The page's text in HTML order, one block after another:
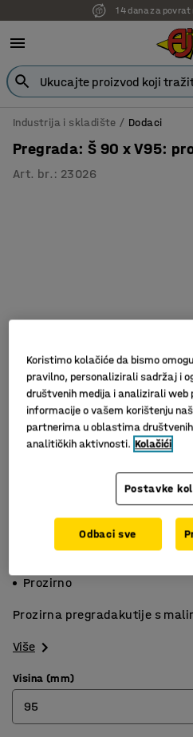
14 dana za
Industrija i skladište Dodaci
Pregrada: Š 90 x V95:
Art. br. : 23026
Odvaja sadržaj
Prozirno
Prozirna pregradakutije s
Više
Visina (mm)
95
Koristimo kolačiće da bismo
pravilno, personalizirali sadržaj i
društvenih medija i analizirali web
informacije o vašem korištenju
partnerima u oblastima
analitičkih aktivnosti. Kolačići
Postavke
Odbaci sve